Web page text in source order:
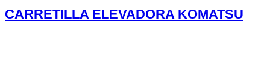
CARRETILLA ELEVADORA KOMATSU